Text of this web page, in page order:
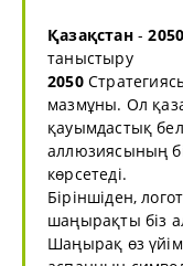
Қазақстан-2050
таныстыру
2050
мазмұны. Ол
қауымдастық
аллюзиясының
көрсетеді.
Біріншіден,
шаңырақты біз
Шаңырақ өз